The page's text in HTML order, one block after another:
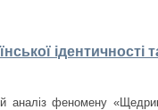
ідентичності
аналіз феномену